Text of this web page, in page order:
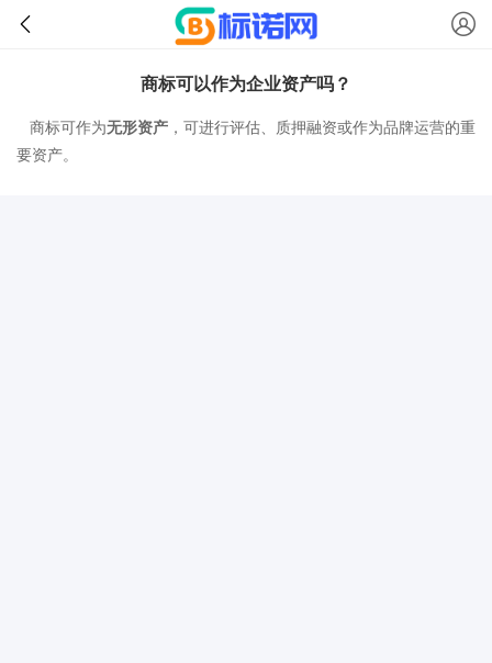
商标可以作为企业资产吗？
商标可作为无形资产 ，可进行评估、质押融资或作为品牌运营的重
要资产。